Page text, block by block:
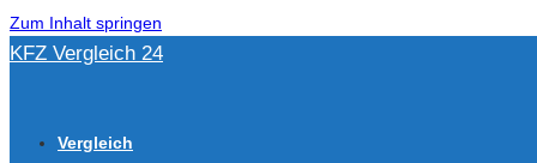
Zum Inhalt springen
KFZ Vergleich 24
Vergleich